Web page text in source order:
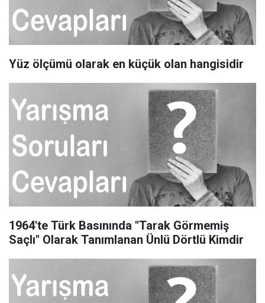
Yüz ölçümü olarak en küçük olan hangisidir
1964'te Türk Basınında "Tarak Görmemiş
Saçlı" Olarak Tanımlanan Ünlü Dörtlü Kimdir